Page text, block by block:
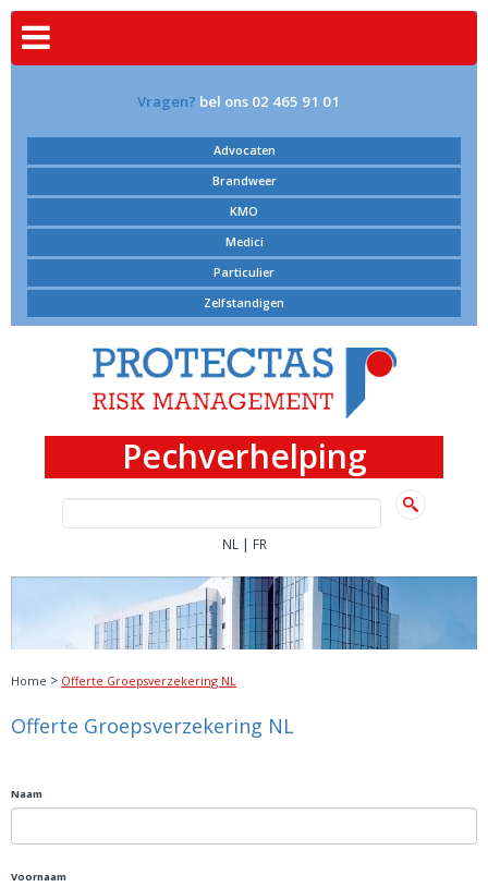
Vragen? bel ons 02 465 91 01
Advocaten
Brandweer
KMO
Medici
Particulier
Zelfstandigen
Pechverhelping
NL | FR
Home > Offerte Groepsverzekering NL
Offerte Groepsverzekering NL
Naam
Voornaam